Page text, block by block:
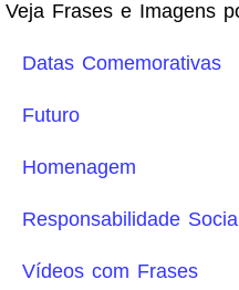
Veja Frases e Imagens
Datas Comemorativas
Futuro
Homenagem
Responsabilidade
Vídeos com Frases